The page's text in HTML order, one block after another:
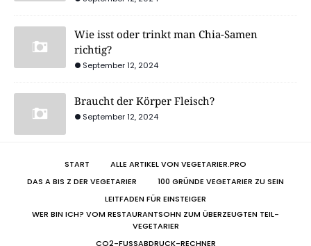
Wie isst oder trinkt man Chia-Samen
richtig?
September 12, 2024
Braucht der Körper Fleisch?
September 12, 2024
START
ALLE ARTIKEL VON VEGETARIER.PRO
DAS A BIS Z DER VEGETARIER
100 GRÜNDE VEGETARIER ZU SEIN
LEITFADEN FÜR EINSTEIGER
WER BIN ICH? VOM RESTAURANTSOHN ZUM ÜBERZEUGTEN TEIL-
VEGETARIER
CO2-FUSSABDRUCK-RECHNER